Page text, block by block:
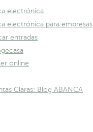
electrónica
electrónica para empresas
entradas
online
Claras: Blog ABANCA